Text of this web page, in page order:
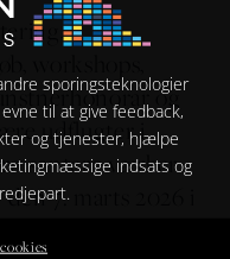
og
udflugter i
værker
7. marts 2026 i
sporingsteknologier
til at give feedback,
og tjenester, hjælpe
indsats og